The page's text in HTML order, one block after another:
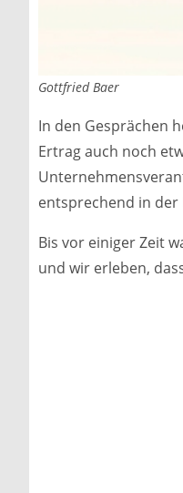
Gottfried Baer
In den Gesprächen
Ertrag auch noch
entsprechend in
Bis vor einiger Zeit
und wir erleben,